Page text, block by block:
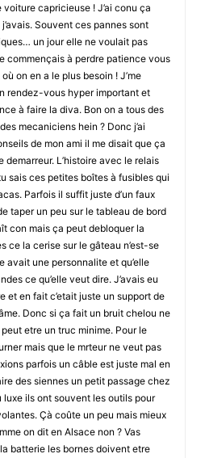
voiture capricieuse ! J’ai conu ça
Souvent ces pannes sont
un jour elle ne voulait pas
commençais à perdre patience vous
on en a le plus besoin ! J’me
rendez-vous hyper important et
à faire la diva. Bon on a tous des
mecaniciens hein ? Donc j’ai
de mon ami il me disait que ça
L’histoire avec le relais
sais ces petites boîtes à fusibles qui
Parfois il suffit juste d’un faux
taper un peu sur le tableau de bord
con mais ça peut debloquer la
ce la cerise sur le gâteau n’est-se
avait une personnalite et qu’elle
ce qu’elle veut dire. J’avais eu
et en fait c’etait juste un support de
Donc si ça fait un bruit chelou ne
etre un truc minime. Pour le
mais que le mrteur ne veut pas
parfois un câble est juste mal en
des siennes un petit passage chez
luxe ils ont souvent les outils pour
Çà coûte un peu mais mieux
on dit en Alsace non ? Vas
batterie les bornes doivent etre